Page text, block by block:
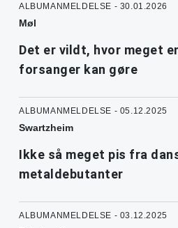
ALBUMANMELDELSE - 30.01.2026
Møl
Det er vildt, hvor meget
forsanger kan gøre
ALBUMANMELDELSE - 05.12.2025
Swartzheim
Ikke så meget pis fra
metaldebutanter
ALBUMANMELDELSE - 03.12.2025